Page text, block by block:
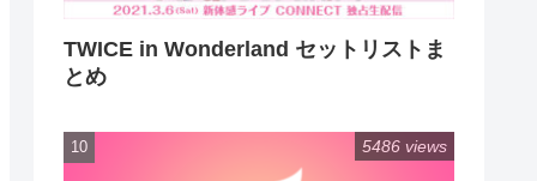
TWICE in Wonderland セットリストま
とめ
5486 views